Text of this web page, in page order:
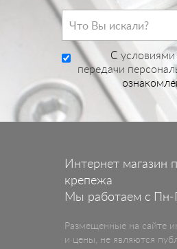
C условиями
передачи
Интернет магазин
крепежа
Мы работаем с Пн-
Размещенные на сайте
и цены, не являются